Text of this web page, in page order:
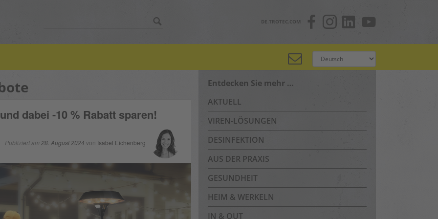
DE.TROTEC.COM
dabei -10 % Rabatt sparen!
Publiziert am 28. August 2024 von Isabel Eichenberg
Entdecken Sie mehr …
AKTUELL
VIREN-LÖSUNGEN
DESINFEKTION
AUS DER PRAXIS
GESUNDHEIT
HEIM & WERKELN
IN & OUT